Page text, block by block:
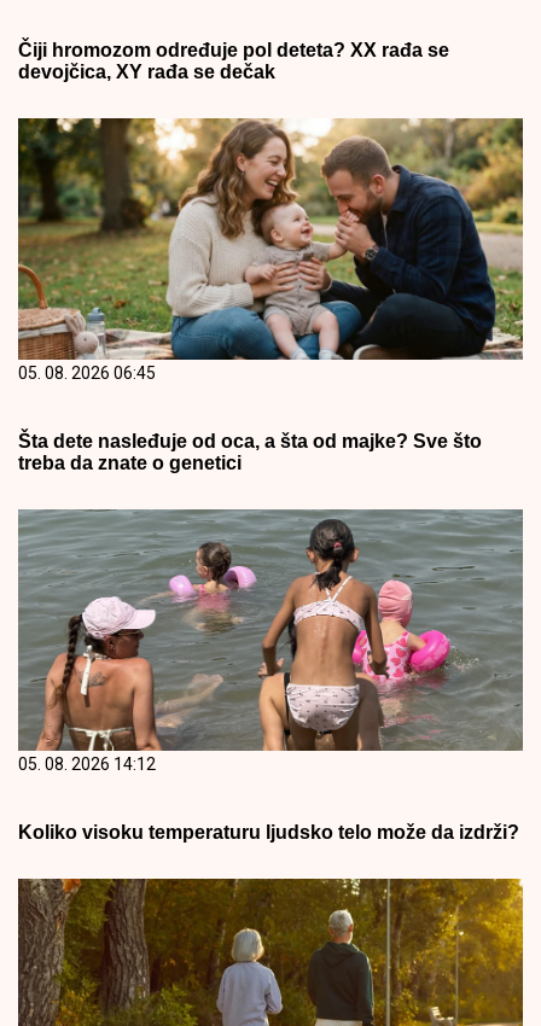
Čiji hromozom određuje pol deteta? XX rađa se
devojčica, XY rađa se dečak
05. 08. 2026 06:45
Šta dete nasleđuje od oca, a šta od majke? Sve što
treba da znate o genetici
05. 08. 2026 14:12
Koliko visoku temperaturu ljudsko telo može da izdrži?